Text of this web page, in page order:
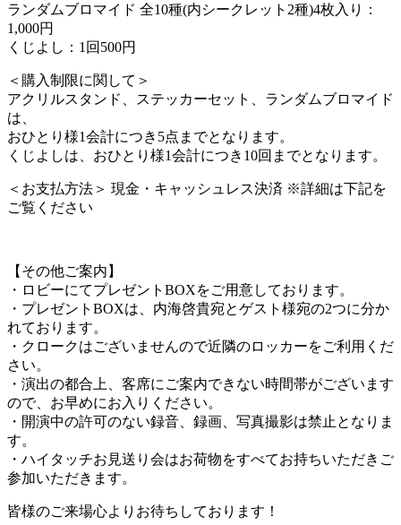
ランダムブロマイド 全10種(内シークレット2種)4枚入り：
1,000円
くじよし：1回500円
＜購入制限に関して＞
アクリルスタンド、ステッカーセット、ランダムブロマイド
は、
おひとり様1会計につき5点までとなります。
くじよしは、おひとり様1会計につき10回までとなります。
＜お支払方法＞ 現金・キャッシュレス決済 ※詳細は下記を
ご覧ください
【その他ご案内】
・ロビーにてプレゼントBOXをご用意しております。
・プレゼントBOXは、内海啓貴宛とゲスト様宛の2つに分か
れております。
・クロークはございませんので近隣のロッカーをご利用くだ
さい。
・演出の都合上、客席にご案内できない時間帯がございます
ので、お早めにお入りください。
・開演中の許可のない録音、録画、写真撮影は禁止となりま
す。
・ハイタッチお見送り会はお荷物をすべてお持ちいただきご
参加いただきます。
皆様のご来場心よりお待ちしております！